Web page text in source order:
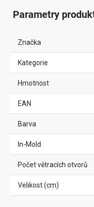
Parametry
Značka
Kategorie
Hmotnost
EAN
Barva
In-Mold
Počet větracích otvorů
Velikost (cm)